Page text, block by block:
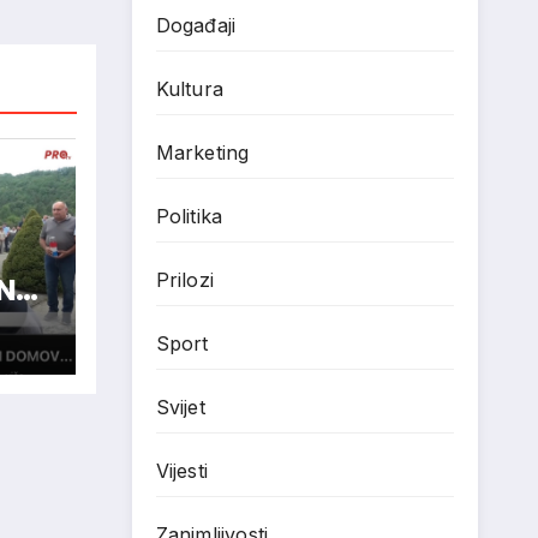
Događaji
Kultura
Marketing
Politika
Prilozi
Sport
Svijet
Vijesti